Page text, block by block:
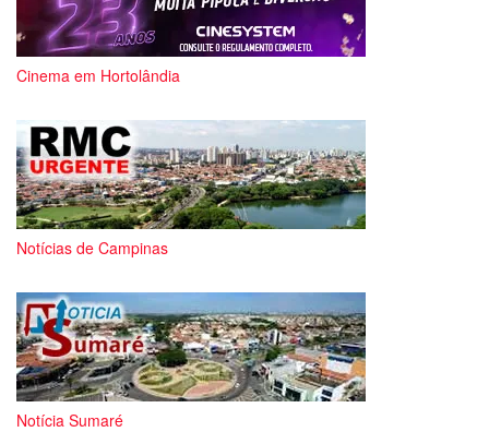
Cinema em Hortolândia
Notícias de Campinas
Notícia Sumaré